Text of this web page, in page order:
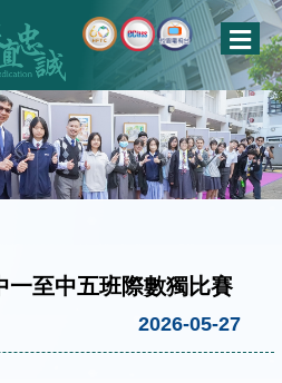
一至中五班際數獨比賽
2026-05-27